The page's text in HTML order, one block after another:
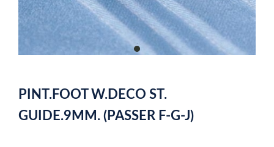
item
of
1
PINT.FOOT W.DECO ST.
GUIDE.9MM. (PASSER F-G-J)